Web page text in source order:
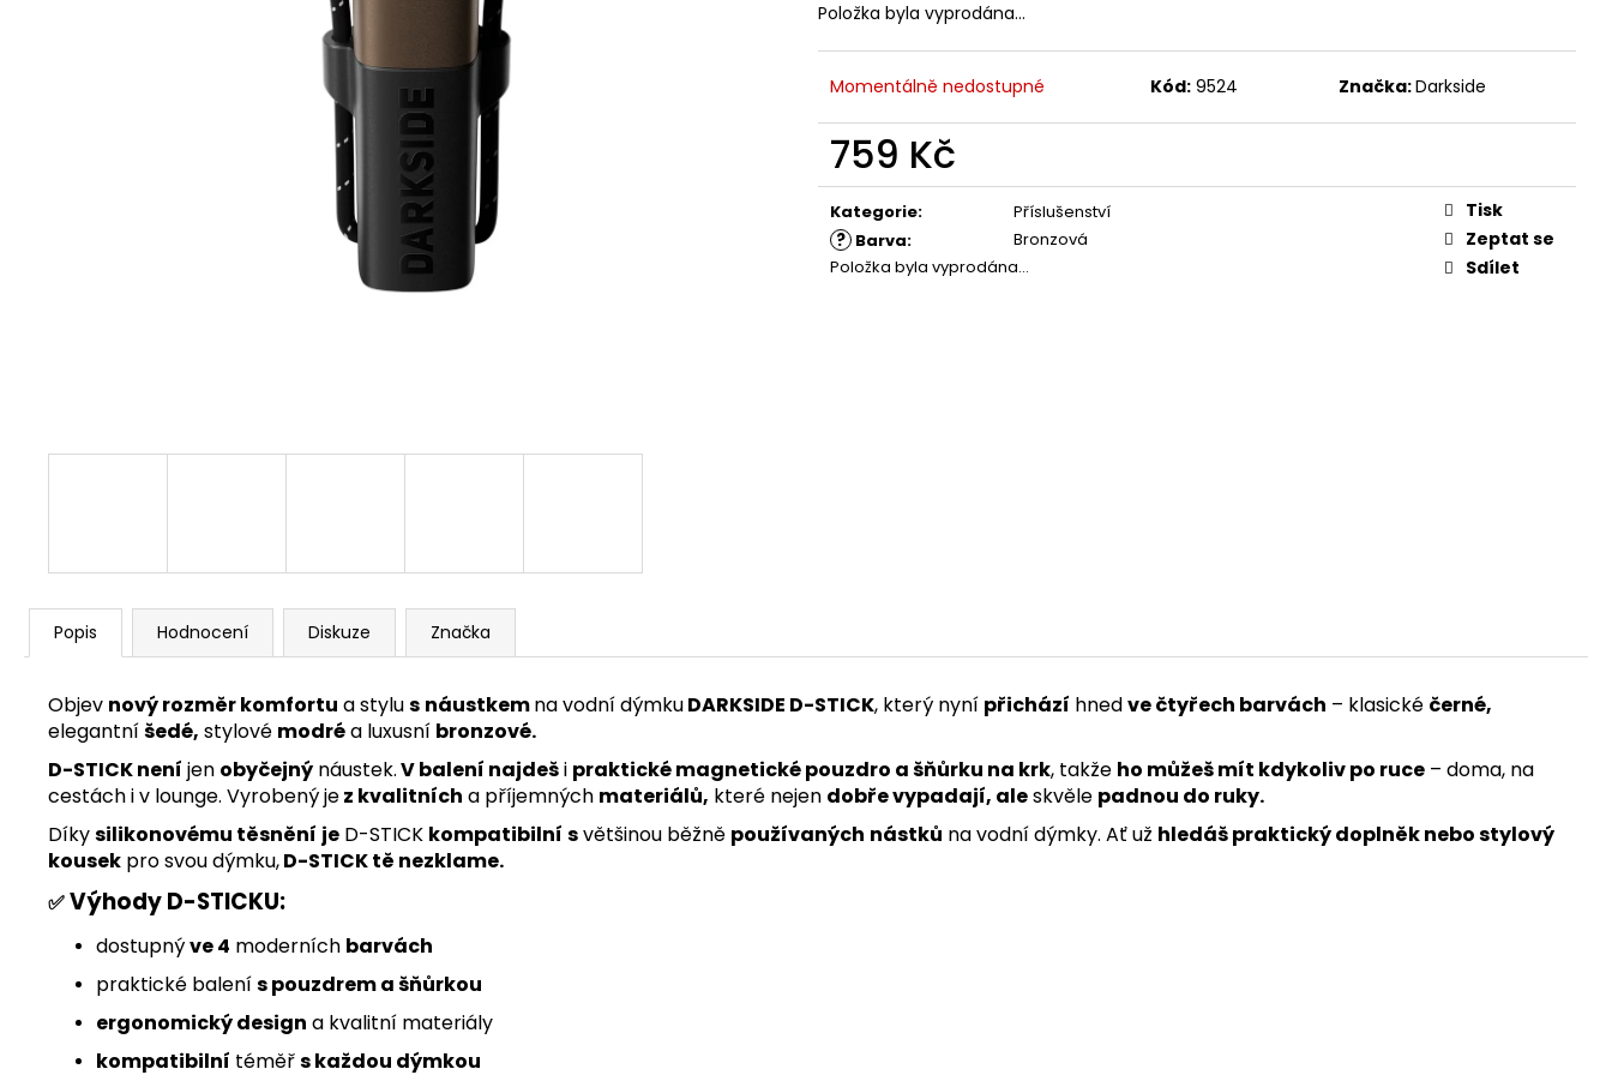
Položka byla vyprodána…
Momentálně nedostupné Kód: 9524 Značka:Darkside
759 Kč
Měrná
cena:
Kategorie: Příslušenství
? Barva:
Bronzová
Položka byla vyprodána…
Tisk
Zeptat se
Sdílet
Popis Hodnocení Diskuze Značka
Objev nový rozměr komfortu a stylus náustkemna vodní dýmkuDARKSIDE D-STICK, který nyní přichází hnedve čtyřech barvách – klasické černé,
elegantníšedé, stylové modréa luxusní bronzové.
D-STICK není jen obyčejný náustek.V balení najdeši praktické magnetické pouzdro a šňůrku na krk, takže ho můžeš mít kdykoliv po ruce – doma, na
cestách i v lounge. Vyrobený jez kvalitních a příjemných materiálů, které nejen dobře vypadají, aleskvěle padnou do ruky.
Díkysilikonovému těsnění je D-STICK kompatibilní světšinou běžně používaných nástků na vodní dýmky. Ať už hledáš praktický doplněk nebo stylový
kousek pro svou dýmku,D-STICK tě nezklame.
✅Výhody D-STICKU:
dostupnýve 4 moderních barvách
praktické balenís pouzdrem a šňůrkou
ergonomický design a kvalitní materiály
kompatibilní téměřs každou dýmkou